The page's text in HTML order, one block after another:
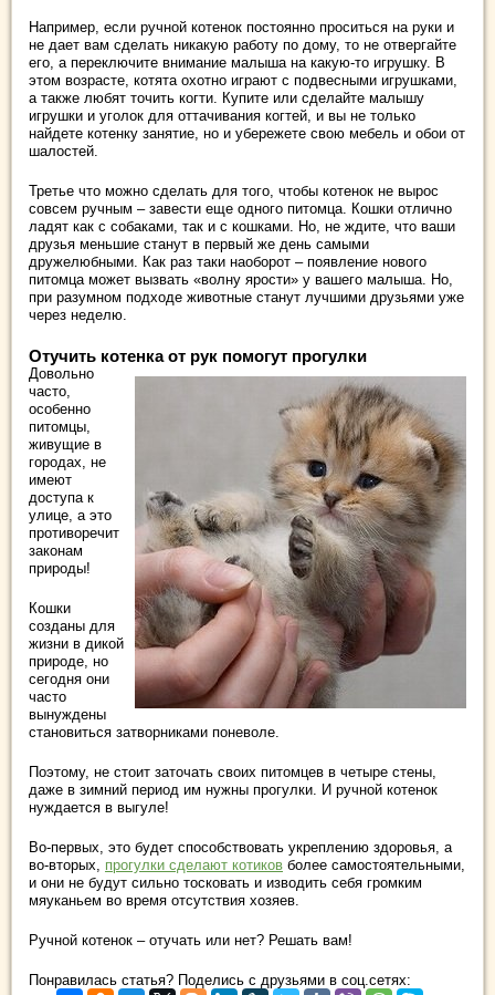
Например, если ручной котенок постоянно проситься на руки и
не дает вам сделать никакую работу по дому, то не отвергайте
его, а переключите внимание малыша на какую-то игрушку. В
этом возрасте, котята охотно играют с подвесными игрушками,
а также любят точить когти. Купите или сделайте малышу
игрушки и уголок для оттачивания когтей, и вы не только
найдете котенку занятие, но и убережете свою мебель и обои от
шалостей.
Третье что можно сделать для того, чтобы котенок не вырос
совсем ручным – завести еще одного питомца. Кошки отлично
ладят как с собаками, так и с кошками. Но, не ждите, что ваши
друзья меньшие станут в первый же день самыми
дружелюбными. Как раз таки наоборот – появление нового
питомца может вызвать «волну ярости» у вашего малыша. Но,
при разумном подходе животные станут лучшими друзьями уже
через неделю.
Отучить котенка от рук помогут прогулки
Довольно
часто,
особенно
питомцы,
живущие в
городах, не
имеют
доступа к
улице, а это
противоречит
законам
природы!
Кошки
созданы для
жизни в дикой
природе, но
сегодня они
часто
вынуждены
становиться затворниками поневоле.
Поэтому, не стоит заточать своих питомцев в четыре стены,
даже в зимний период им нужны прогулки. И ручной котенок
нуждается в выгуле!
Во-первых, это будет способствовать укреплению здоровья, а
во-вторых, прогулки сделают котиков более самостоятельными,
и они не будут сильно тосковать и изводить себя громким
мяуканьем во время отсутствия хозяев.
Ручной котенок – отучать или нет? Решать вам!
Понравилась статья? Поделись с друзьями в соц.сетях: